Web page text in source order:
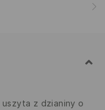
uszyta z dzianiny o